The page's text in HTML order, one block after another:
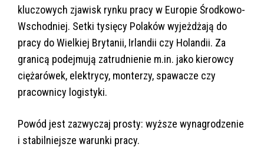
kluczowych zjawisk rynku pracy w Europie Środkowo-
Wschodniej. Setki tysięcy Polaków wyjeżdżają do
pracy do Wielkiej Brytanii, Irlandii czy Holandii. Za
granicą podejmują zatrudnienie m.in. jako kierowcy
ciężarówek, elektrycy, monterzy, spawacze czy
pracownicy logistyki.
Powód jest zazwyczaj prosty: wyższe wynagrodzenie
i stabilniejsze warunki pracy.